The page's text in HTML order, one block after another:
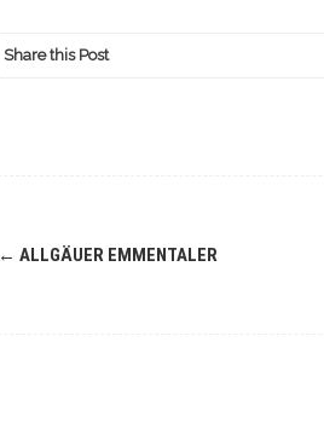
Share this Post
Navigation
← ALLGÄUER EMMENTALER